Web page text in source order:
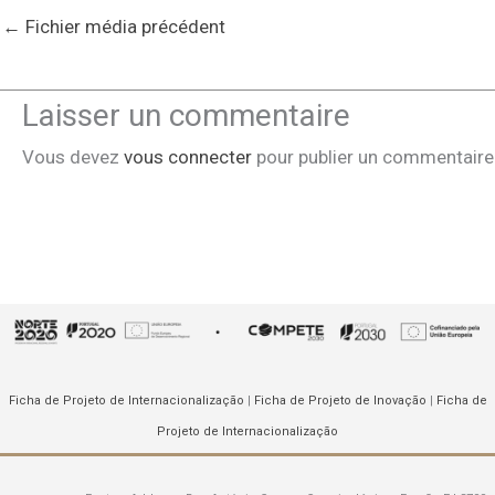
← Fichier média précédent
Laisser un commentaire
Vous devez vous connecter pour publier un
Ficha de Projeto de Internacionalização | Ficha de Projeto de Inovação | Ficha de
Projeto de Internacionalização